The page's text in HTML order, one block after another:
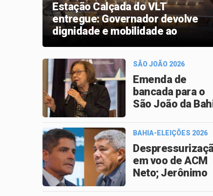
Estação Calçada do VLT
entregue: Governador devolve
dignidade e mobilidade ao
SÃO JOÃO 2026
Emenda de
bancada para o
São João da
após articulação
de Lídice da Mata
BAHIA-ELEIÇÕES 2026
em voo de ACM
Neto; Jerônimo